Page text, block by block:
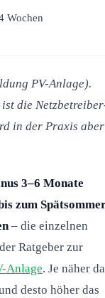
Wochen
PV-Anlage).
die
in der Praxis aber
3–6 Monate
zum
– die einzelnen
Ratgeber zur
Anlage. Je näher
desto höher das